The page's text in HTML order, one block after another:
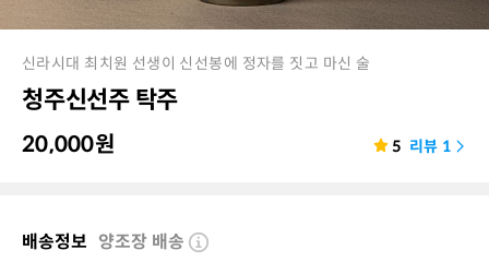
신라시대 최치원 선생이 신선봉에 정자를 짓고 마신 술
청주신선주 탁주
20,000원 5 리뷰 1
배송정보 양조장 배송